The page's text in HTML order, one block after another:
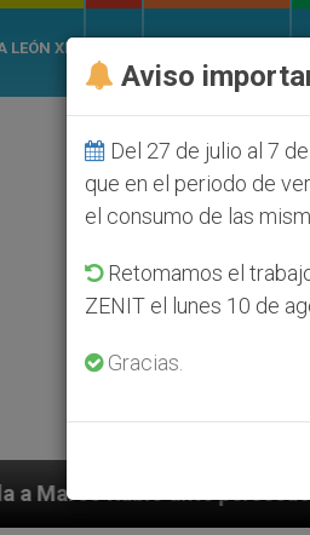
LEÓN XIV
de colonos judíos
Aviso
Del 27 de julio al 7
que en el periodo de
el consumo de las
Retomamos el
ZENIT el lunes 10 de
Gracias.